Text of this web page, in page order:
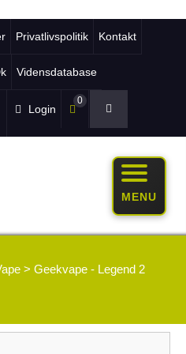
Privatlivspolitik Kontakt
Vidensdatabase
Login
0
MENU
> Geekvape - Legend 2